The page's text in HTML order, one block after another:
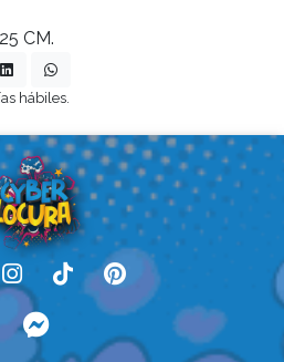
CM.
hábiles.